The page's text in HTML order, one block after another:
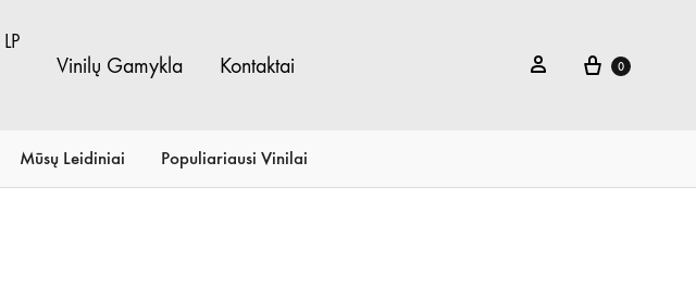
Vinilų Gamykla Kontaktai Prisijungti Krepšelis
0
Mūsų Leidiniai Populiariausi Vinilai